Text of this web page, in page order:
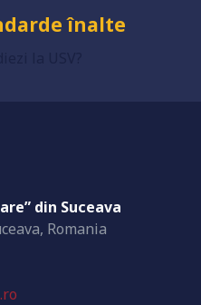
înalte
din Suceava
Romania